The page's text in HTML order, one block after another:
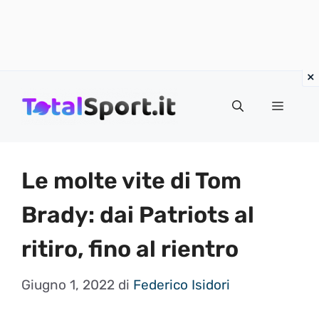
MENU
Le molte vite di Tom
Brady: dai Patriots al
ritiro, fino al rientro
Giugno 1, 2022 di Federico Isidori